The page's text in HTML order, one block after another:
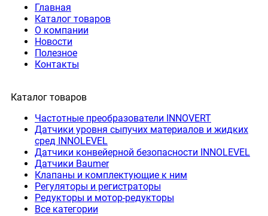
Главная
Каталог товаров
О компании
Новости
Полезное
Контакты
Каталог товаров
Частотные преобразователи INNOVERT
Датчики уровня сыпучих материалов и жидких
сред INNOLEVEL
Датчики конвейерной безопасности INNOLEVEL
Датчики Baumer
Клапаны и комплектующие к ним
Регуляторы и регистраторы
Редукторы и мотор-редукторы
Все категории